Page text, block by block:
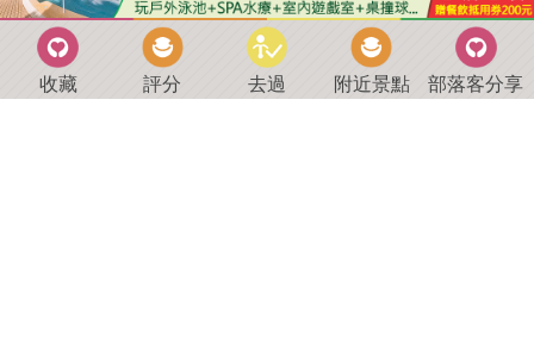
收藏 評分 去過 附近景點 部落客分享